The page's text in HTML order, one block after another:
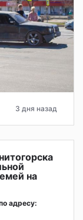
3 дня назад
на
адресу: